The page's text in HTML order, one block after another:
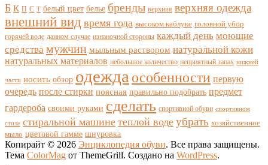
Б К П С Т белый цвет белье бренды верхняя верхняя одежда
внешний вид время года высоком каблуке головной убор
горячей воде данном случае изнаночной стороны каждый день моющие
средства мужчин мыльным раствором натуральной кожи
натуральных материалов небольшое количество неприятный запах нижней
части носить обзор одежда особенности первую
очередь после стирки поясная правильно подобрать предмет
гардероба своими руками сделать спортивной обуви спортивном
стиле стиральной машине теплой воде убрать хозяйственное
мыло цветовой гамме шнуровка
Копирайт © 2026 Энциклопедия обуви. Все права защищены.
Тема ColorMag от ThemeGrill. Создано на WordPress.